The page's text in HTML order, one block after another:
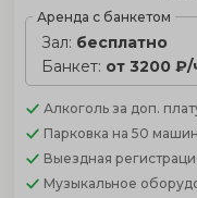
Аренда с банкетом
Зал: бесплатно
Банкет: от 3200 ₽/
Алкоголь за доп.
Парковка на 50 машин
Выездная
Музыкальное